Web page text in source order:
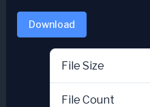
Download
File Size
File Count